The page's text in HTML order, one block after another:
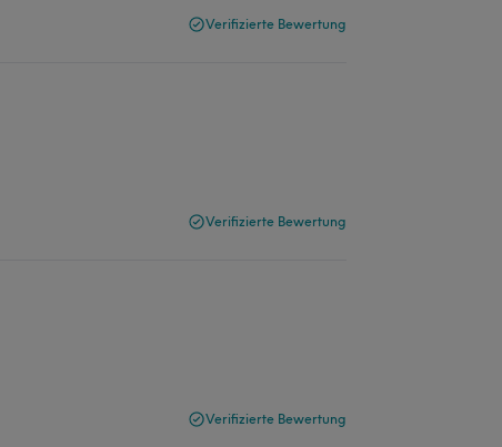
Verifizierte Bewertung
Verifizierte Bewertung
Verifizierte Bewertung